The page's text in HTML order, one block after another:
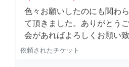
色々お願いしたのにも関わ
て頂きました。ありがとう
会があればよろしくお願い
依頼されたチケット